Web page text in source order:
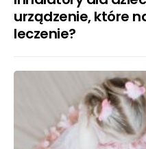
urządzenie, które
leczenie?